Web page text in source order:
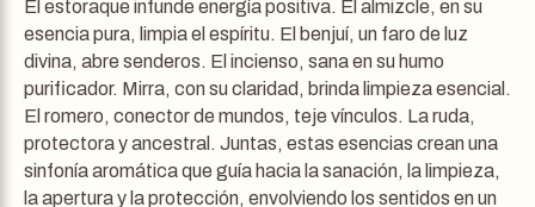
El estoraque infunde energía positiva. El almizcle, en su
esencia pura, limpia el espíritu. El benjuí, un faro de luz
divina, abre senderos. El incienso, sana en su humo
purificador. Mirra, con su claridad, brinda limpieza esencial.
El romero, conector de mundos, teje vínculos. La ruda,
protectora y ancestral. Juntas, estas esencias crean una
sinfonía aromática que guía hacia la sanación, la limpieza,
la apertura y la protección, envolviendo los sentidos en un